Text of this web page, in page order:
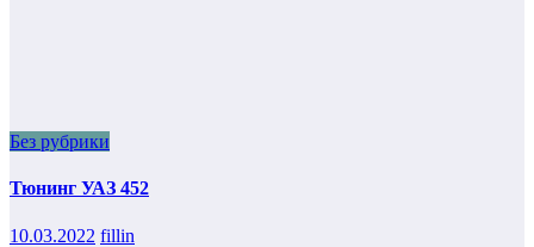
Без рубрики
Тюнинг УАЗ 452
10.03.2022 fillin